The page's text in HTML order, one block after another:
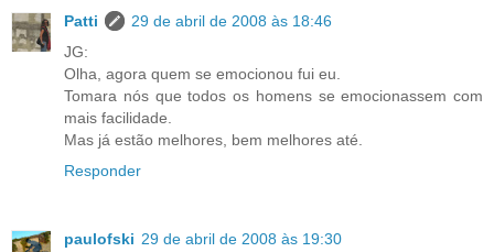
Patti
29 de abril de 2008 às 18:46
JG:
Olha, agora quem se emocionou fui eu.
Tomara nós que todos os homens se emocionassem com
mais facilidade.
Mas já estão melhores, bem melhores até.
Responder
paulofski 29 de abril de 2008 às 19:30